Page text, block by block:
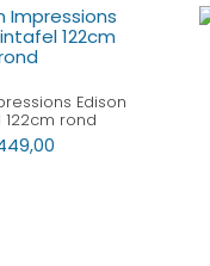
Edison
122cm rond